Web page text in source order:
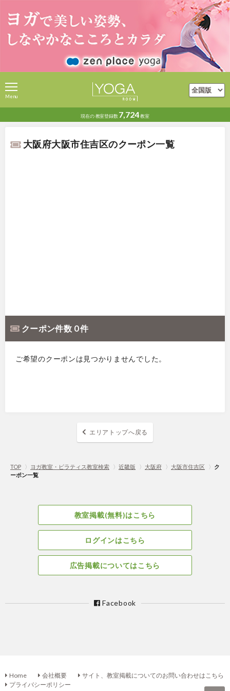
現在の教室登録数 7,724教室
Menu
大阪府大阪市住吉区のクーポン一覧
クーポン件数 0 件
ご希望のクーポンは見つかりませんでした。
エリアトップへ戻る
TOP 〉 ヨガ教室・ピラティス教室検索 〉 近畿版 〉 大阪府 〉 大阪市住吉区 〉 ク
ーポン一覧
教室掲載(無料)はこちら
ログインはこちら
広告掲載についてはこちら
Facebook
Home 会社概要
サイト、教室掲載についてのお問い合わせはこちら
プライバシーポリシー